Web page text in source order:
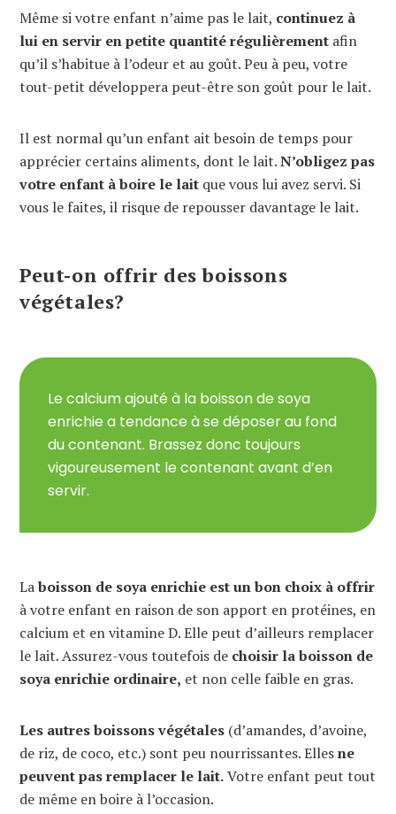
Même si votre enfant n’aime pas le lait, continuez à
lui en servir en petite quantité régulièrement afin
qu’il s’habitue à l’odeur et au goût. Peu à peu, votre
tout-petit développera peut-être son goût pour le lait.
Il est normal qu’un enfant ait besoin de temps pour
apprécier certains aliments, dont le lait.N’obligez pas
votre enfant à boire le lait que vous lui avez servi. Si
vous le faites, il risque de repousser davantage le lait.
Peut-on offrir des boissons
végétales?
Le calcium ajouté à la boisson de soya
enrichie a tendance à se déposer au fond
du contenant. Brassez donc toujours
vigoureusement le contenant avant d’en
servir.
Laboisson de soya enrichie est un bon choix à offrir
à votre enfant en raison de son apport en protéines, en
calcium et en vitamine D. Elle peut d’ailleurs remplacer
le lait. Assurez-vous toutefois de choisir la boisson de
soya enrichie ordinaire, et non celle faible en gras.
Les autres boissons végétales (d’amandes, d’avoine,
de riz, de coco, etc.) sont peu nourrissantes. Ellesne
peuvent pas remplacer le lait.Votre enfant peut tout
de même en boire à l’occasion.